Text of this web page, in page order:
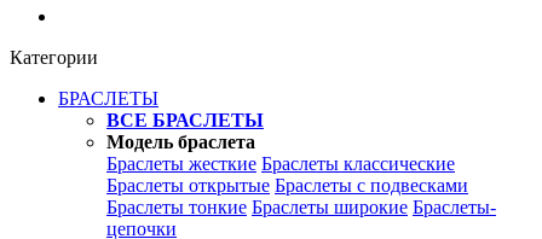
Категории
БРАСЛЕТЫ
ВСЕ БРАСЛЕТЫ
Модель браслета
Браслеты жесткие Браслеты классические
Браслеты открытые Браслеты с подвесками
Браслеты тонкие Браслеты широкие Браслеты-
цепочки